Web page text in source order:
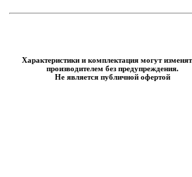
Характеристики и комплектация могут
производителем без предупреждения.
Не является публичной офертой